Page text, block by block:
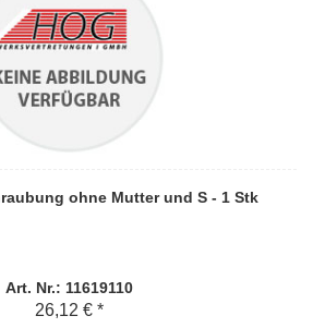
ohne Mutter und S - 1 Stk
Art. Nr.: 11619110
26,12 € *